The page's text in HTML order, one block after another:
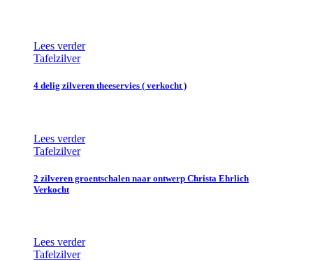
Lees verder
Tafelzilver
4 delig zilveren theeservies ( verkocht )
Lees verder
Tafelzilver
2 zilveren groentschalen naar ontwerp Christa Ehrlich
Verkocht
Lees verder
Tafelzilver